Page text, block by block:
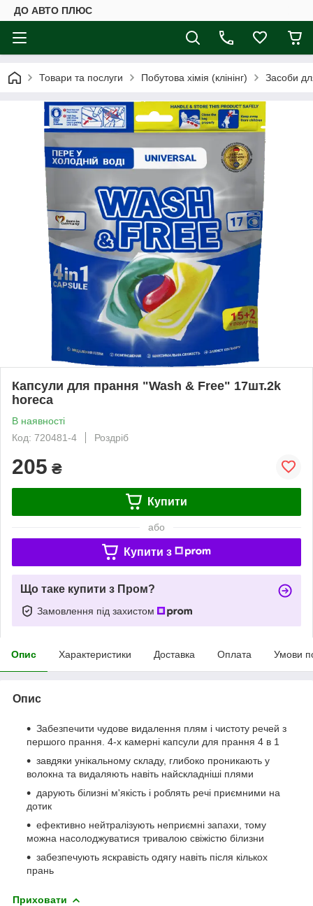
ДО АВТО ПЛЮС
Товари та послуги Побутова хімія (клінінг) Засоби
Капсули для прання "Wash & Free" 17шт.2k
horeca
В наявності
Код: 720481-4
Роздріб
205 ₴
Купити
або
Купити з
Що таке купити з Пром?
Замовлення під захистом
Опис Характеристики Доставка Оплата Умови
Опис
Забезпечити чудове видалення плям і чистоту речей з
першого прання. 4-х камерні капсули для прання 4 в 1
завдяки унікальному складу, глибоко проникають у
волокна та видаляють навіть найскладніші плями
дарують білизні м'якість і роблять речі приємними на
дотик
ефективно нейтралізують неприємні запахи, тому
можна насолоджуватися тривалою свіжістю білизни
забезпечують яскравість одягу навіть після кількох
прань
Приховати